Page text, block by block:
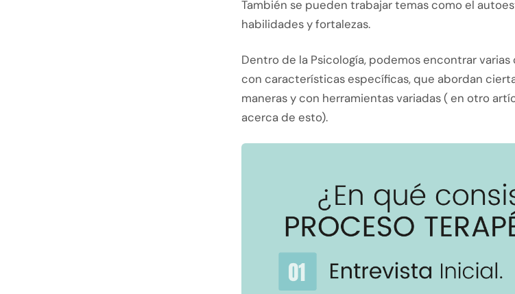
También se pueden trabajar temas como el
habilidades y fortalezas.
Dentro de la Psicología, podemos encontrar
con características específicas, que abordan
maneras y con herramientas variadas ( en otro
acerca de esto).